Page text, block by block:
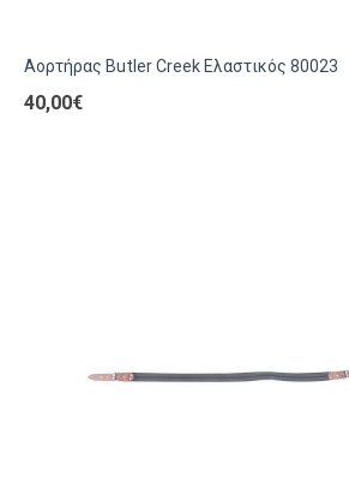
Αορτήρας Butler Creek Ελαστικός 80023
40,00€